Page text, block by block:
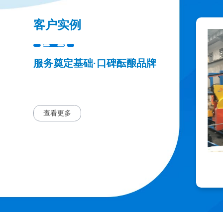
客户实例
服务奠定基础·口碑酝酿品牌
查看更多